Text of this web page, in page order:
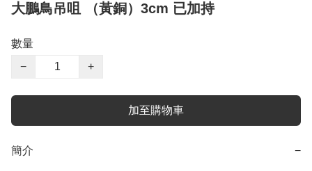
大鵬鳥吊咀 （黃銅）3cm 已加持
數量
−
+
加至購物車
簡介 −